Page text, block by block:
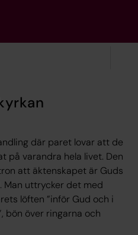
där paret lovar att de
på varandra hela livet. Den
att äktenskapet är Guds
Man uttrycker det med
löften ”inför Gud och i
bön över ringarna och